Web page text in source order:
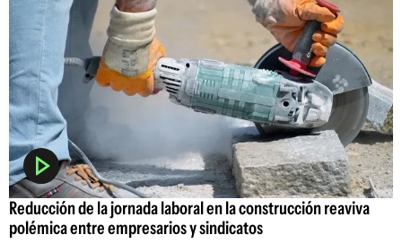
Reducción de la jornada laboral en la construcción reaviva
polémica entre empresarios y sindicatos